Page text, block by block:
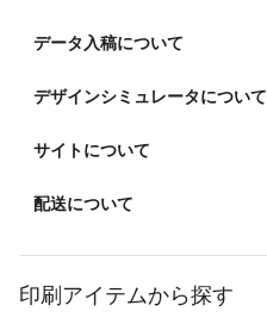
データ入稿について
デザインシミュレータについて
サイトについて
配送について
印刷アイテムから探す